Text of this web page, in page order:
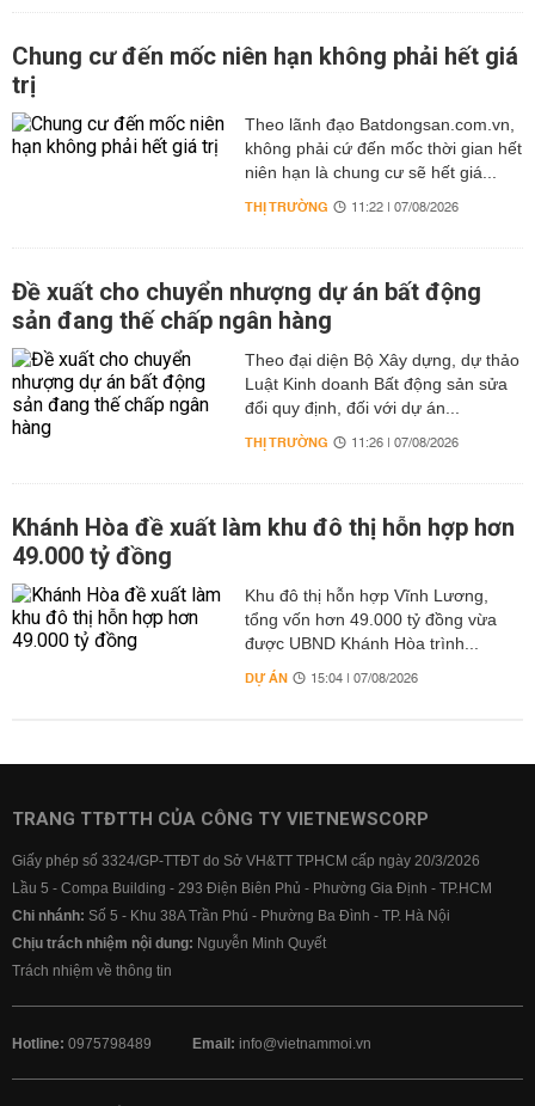
Chung cư đến mốc niên hạn không phải hết giá
trị
Theo lãnh đạo Batdongsan.com.vn,
không phải cứ đến mốc thời gian hết
niên hạn là chung cư sẽ hết giá...
THỊ TRƯỜNG 11:22 | 07/08/2026
Đề xuất cho chuyển nhượng dự án bất động
sản đang thế chấp ngân hàng
Theo đại diện Bộ Xây dựng, dự thảo
Luật Kinh doanh Bất động sản sửa
đổi quy định, đối với dự án...
THỊ TRƯỜNG 11:26 | 07/08/2026
Khánh Hòa đề xuất làm khu đô thị hỗn hợp hơn
49.000 tỷ đồng
Khu đô thị hỗn hợp Vĩnh Lương,
tổng vốn hơn 49.000 tỷ đồng vừa
được UBND Khánh Hòa trình...
DỰ ÁN 15:04 | 07/08/2026
TRANG TTĐTTH CỦA CÔNG TY VIETNEWSCORP
Giấy phép số 3324/GP-TTĐT do Sở VH&TT TPHCM cấp ngày 20/3/2026
Lầu 5 - Compa Building - 293 Điện Biên Phủ - Phường Gia Định - TP.HCM
Chi nhánh: Số 5 - Khu 38A Trần Phú - Phường Ba Đình - TP. Hà Nội
Chịu trách nhiệm nội dung: Nguyễn Minh Quyết
Trách nhiệm về thông tin
Hotline: 0975798489 Email: info@vietnammoi.vn